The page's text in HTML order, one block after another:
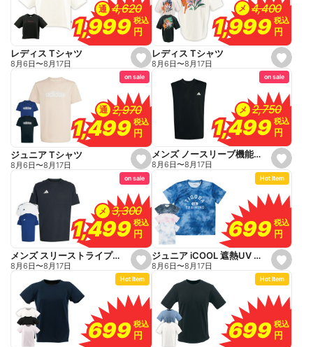
s
e
t
a
v
o
r
i
e
通 4,620
4,620
1,999
1,999税込
税込
円
円
レディス Tシャツ
8月6日〜8月17日
s
e
t
a
v
o
r
i
e
メ 4,400
4,400
1,999
1,999 税込
税込
円
円
レディス Tシャツ
8月6日〜8月17日
s
e
t
a
v
o
r
i
e
on sale
通 2,970
2,970
1,499
1,499税込
税込
円
円
ジュニア Tシャツ
8月6日〜8月17日
s
e
t
a
v
o
r
i
e
on sale
メ 2,750
2,750
1,499
1,499 税込
税込
円
円
メンズ ノースリーブ機能シャツ
8月6日〜8月17日
s
e
t
a
v
o
r
i
on sale
メ 3,300
3,300
1,499
1,499税込
税込
円
円
メンズ スリーストライプス機能Tシャツ
8月6日〜8月17日
s
e
t
a
v
o
r
i
Hot Item
699
699 税込
税込
円
円
ジュニア iCOOL 遮熱UV Tシャツ
8月6日〜8月17日
Hot Item
699
699税込
税込
円
円
Hot Item
699
699 税込
税込
円
円